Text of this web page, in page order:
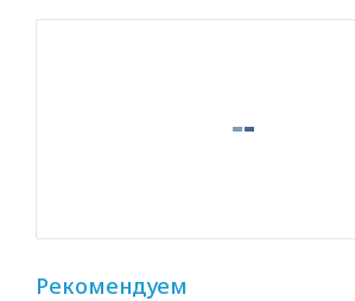
Рекомендуем